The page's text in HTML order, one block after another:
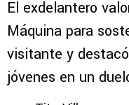
Cruz Azul vs.
sufrir y cerrar
El exdelantero